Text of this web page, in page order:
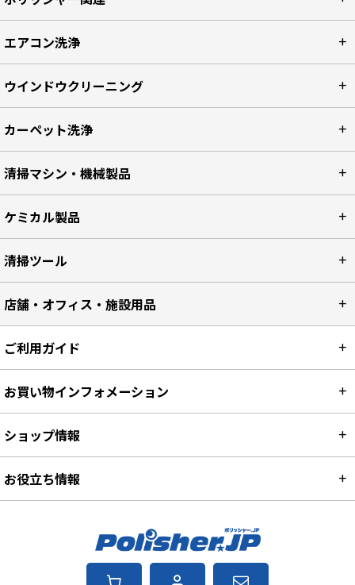
エアコン洗浄
ウインドウクリーニング
カーペット洗浄
清掃マシン・機械製品
ケミカル製品
清掃ツール
店舗・オフィス・施設用品
ご利用ガイド
お買い物インフォメーション
ショップ情報
お役立ち情報